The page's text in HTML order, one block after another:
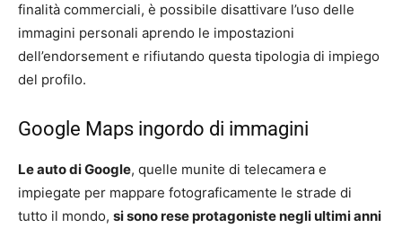
finalità commerciali, è possibile disattivare l’uso delle
immagini personali aprendo le impostazioni
dell’endorsement e rifiutando questa tipologia di impiego
del profilo.
Google Maps ingordo di immagini
Le auto di Google, quelle munite di telecamera e
impiegate per mappare fotograficamente le strade di
tutto il mondo, si sono rese protagoniste negli ultimi anni